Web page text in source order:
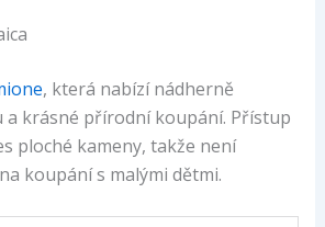
, která nabízí nádherně
a krásné přírodní koupání. Přístup
ploché kameny, takže není
koupání s malými dětmi.